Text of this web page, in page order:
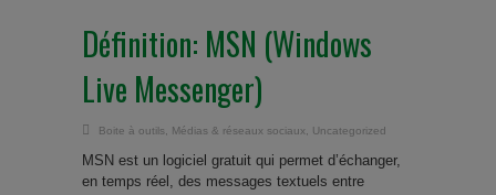
Définition: MSN (Windows
Live Messenger)
Boite à outils Médias & réseaux sociaux Uncategorized
MSN est un logiciel gratuit qui permet d’échanger,
en temps réel, des messages textuels entre